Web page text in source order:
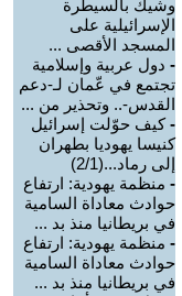
وشيك بالسيطرة
الإسرائيلية على
المسجد الأقصى ...
- دول عربية وإسلامية
تجتمع في عّمان لـ-دعم
القدس-.. وتحذير من ...
-كيف حوّلت إسرائيل
كنيسا يهوديا بطهران
إلى رماد...(2/1)
- منظمة يهودية: ارتفاع
حوادث معاداة السامية
في بريطانيا منذ بد ...
- منظمة يهودية: ارتفاع
حوادث معاداة السامية
في بريطانيا منذ بد ...